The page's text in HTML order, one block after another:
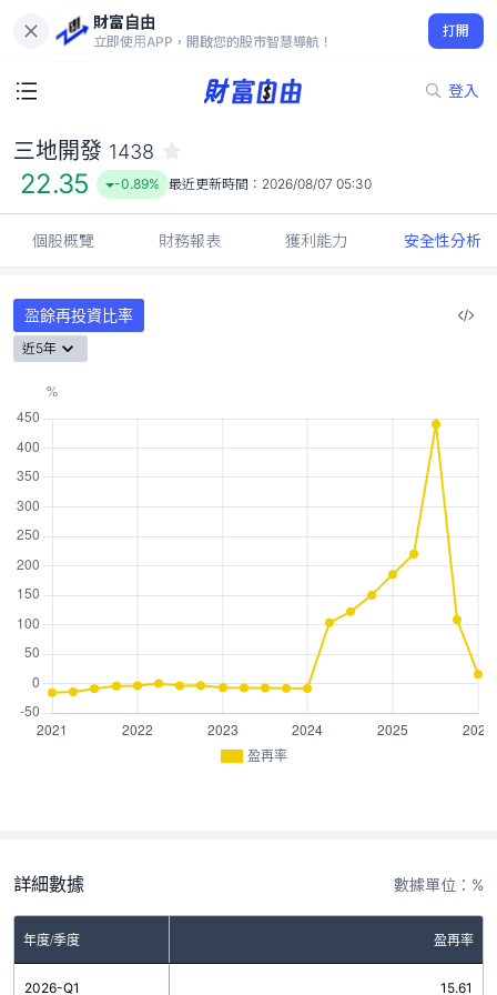
財富自由
立即使用APP，開啟您的股市智慧導航！
打開
登入
22.35
-0.89%
三地開發 1438
22.35 -0.89% 最近更新時間： 2026/08/07 05:30
個股概覽 財務報表 獲利能力 安全性分析
盈餘再投資比率
近5年
盈再率
詳細數據 數據單位：%
年度/季度 盈再率
2026-Q1 15.61